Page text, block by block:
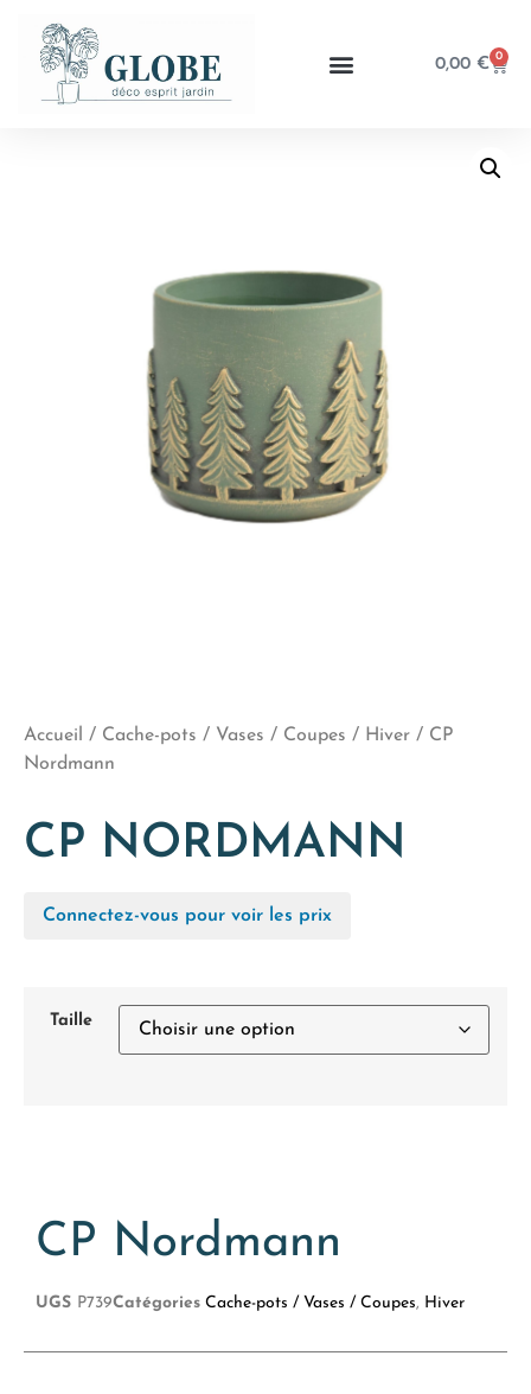
0,00 € 0
Accueil / Cache-pots / Vases / Coupes / Hiver / CP
Nordmann
CP NORDMANN
Connectez-vous pour voir les prix
Taille
CP Nordmann
UGS P739Catégories Cache-pots / Vases / Coupes, Hiver